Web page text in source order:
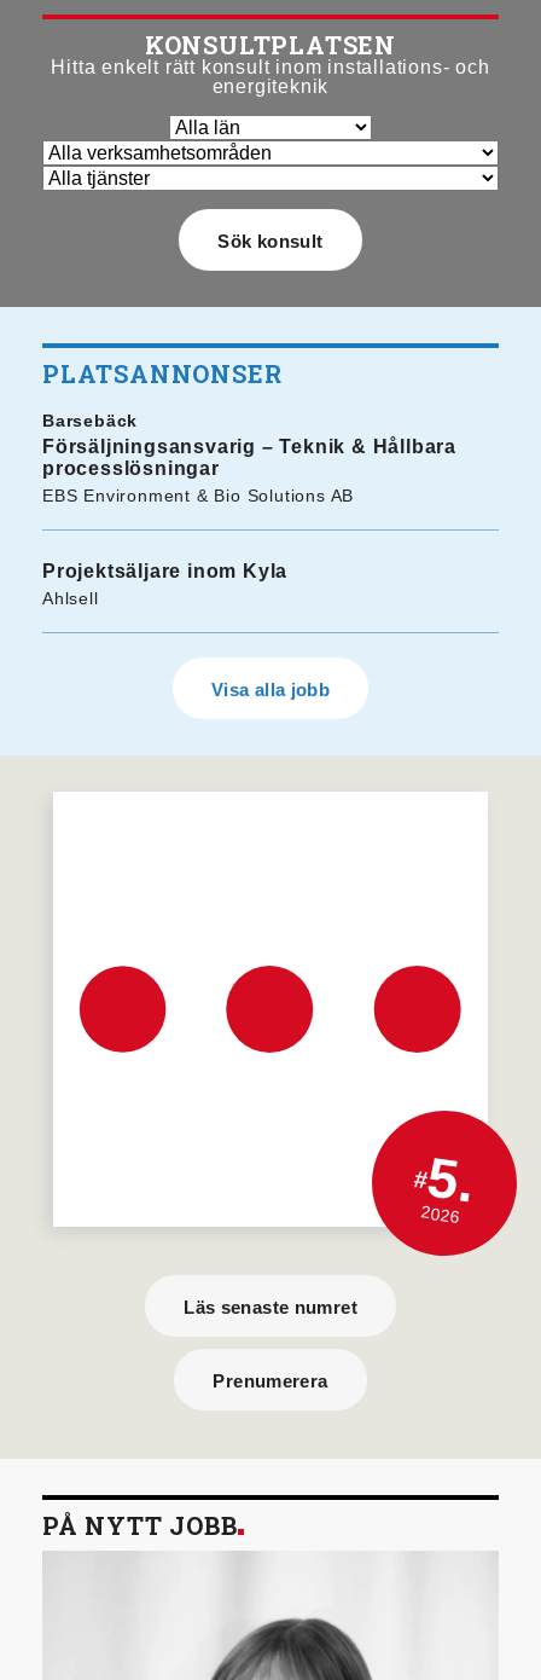
KONSULTPLATSEN
Hitta enkelt rätt konsult inom installations- och
energiteknik
PLATSANNONSER
Barsebäck
Försäljningsansvarig – Teknik & Hållbara
processlösningar
EBS Environment & Bio Solutions AB
Projektsäljare inom Kyla
Ahlsell
Visa alla jobb
#5.
2026
Läs senaste numret
Prenumerera
PÅ NYTT JOBB